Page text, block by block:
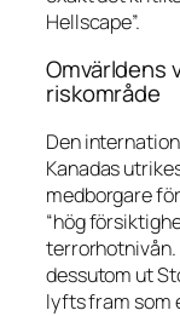
Hellscape”.
Omvärldens
riskområde
Den
Kanadas
medborgare
“hög
terrorhotnivån.
dessutom ut
lyfts fram som